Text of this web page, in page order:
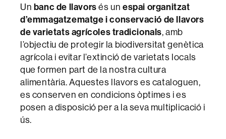
Un banc de llavorsés unespai organitzat
d’emmagatzematge i conservació de llavors
de varietats agrícoles tradicionals, amb
l’objectiu de protegir la biodiversitat genètica
agrícola i evitar l’extinció de varietats locals
que formen part de la nostra cultura
alimentària. Aquestes llavors es cataloguen,
es conserven en condicions òptimes i es
posen a disposició per a la seva multiplicació i
ús.